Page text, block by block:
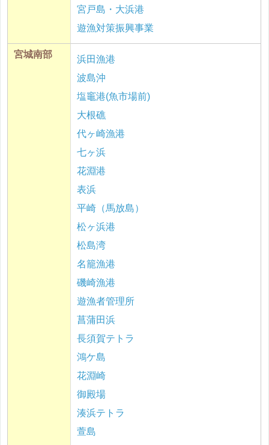
宮戸島・大浜港
遊漁対策振興事業
宮城南部
浜田漁港
波島沖
塩竈港(魚市場前)
大根礁
代ヶ崎漁港
七ヶ浜
花淵港
表浜
平崎（馬放島）
松ヶ浜港
松島湾
名籠漁港
磯崎漁港
遊漁者管理所
菖蒲田浜
長須賀テトラ
鴻ケ島
花淵崎
御殿場
湊浜テトラ
萱島